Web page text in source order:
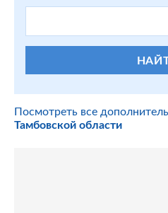
Посмотреть все
Тамбовской области